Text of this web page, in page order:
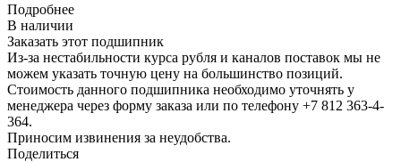
Подробнее
В наличии
Заказать этот подшипник
Из-за нестабильности курса рубля и каналов поставок мы не
можем указать точную цену на большинство позиций.
Стоимость данного подшипника необходимо уточнять у
менеджера через форму заказа или по телефону +7 812 363-4-
364.
Приносим извинения за неудобства.
Поделиться